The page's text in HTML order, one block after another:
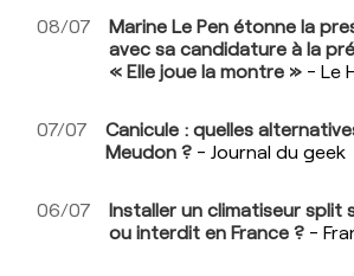
08/07
Marine Le Pen étonne la
avec sa candidature à la
« Elle joue la montre » - Le
07/07
Canicule : quelles
Meudon ? - Journal du geek
06/07
Installer un climatiseur split
ou interdit en France ? -